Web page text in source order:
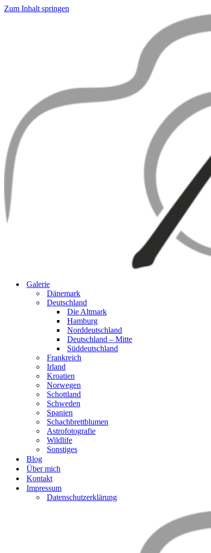
Zum Inhalt springen
Galerie
Dänemark
Deutschland
Die Altmark
Hamburg
Norddeutschland
Deutschland – Mitte
Süddeutschland
Frankreich
Irland
Kroatien
Norwegen
Schottland
Schweden
Spanien
Schachbrettblumen
Astrofotografie
Wildlife
Sonstiges
Blog
Über mich
Kontakt
Impressum
Datenschutzerklärung